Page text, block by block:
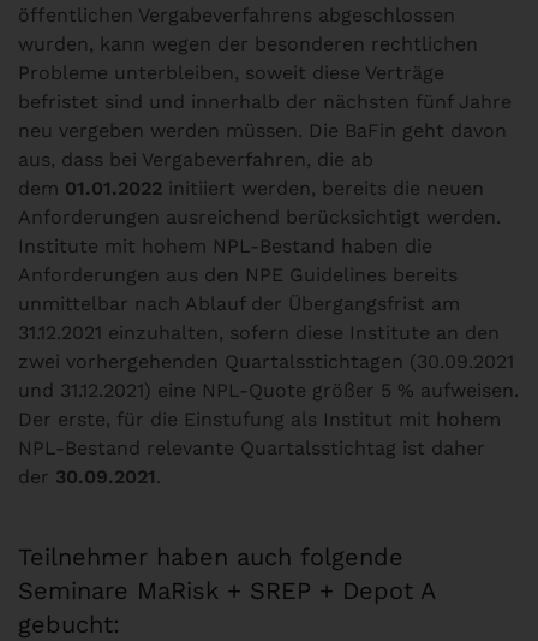
öffentlichen Vergabeverfahrens abgeschlossen
wurden, kann wegen der besonderen rechtlichen
Probleme unterbleiben, soweit diese Verträge
befristet sind und innerhalb der nächsten fünf Jahre
neu vergeben werden müssen. Die BaFin geht davon
aus, dass bei Vergabeverfahren, die ab
dem 01.01.2022 initiiert werden, bereits die neuen
Anforderungen ausreichend berücksichtigt werden.
Institute mit hohem NPL-Bestand haben die
Anforderungen aus den NPE Guidelines bereits
unmittelbar nach Ablauf der Übergangsfrist am
31.12.2021 einzuhalten, sofern diese Institute an den
zwei vorhergehenden Quartalsstichtagen (30.09.2021
und 31.12.2021) eine NPL-Quote größer 5 % aufweisen.
Der erste, für die Einstufung als Institut mit hohem
NPL-Bestand relevante Quartalsstichtag ist daher
der 30.09.2021.
Teilnehmer haben auch folgende
Seminare MaRisk + SREP + Depot A
gebucht: